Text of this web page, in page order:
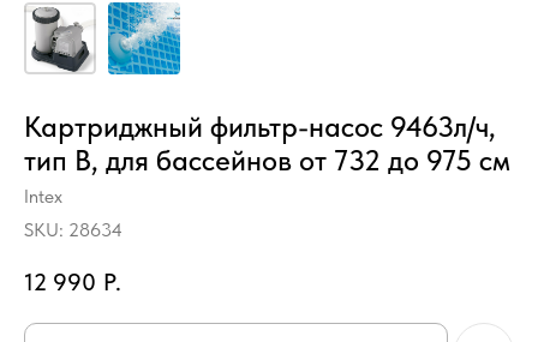
Картриджный фильтр-насос 9463л/ч,
тип B, для бассейнов от 732 до 975 см
Intex
SKU: 28634
12 990 Р.